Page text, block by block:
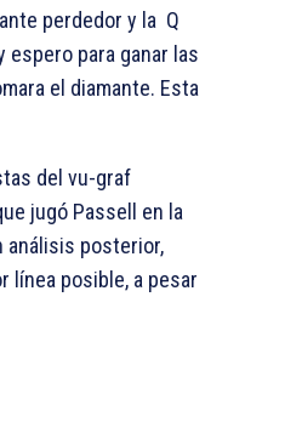
perdedor y la Q
espero para ganar las
el diamante. Esta
del vu-graf
jugó Passell en la
análisis posterior,
línea posible, a pesar